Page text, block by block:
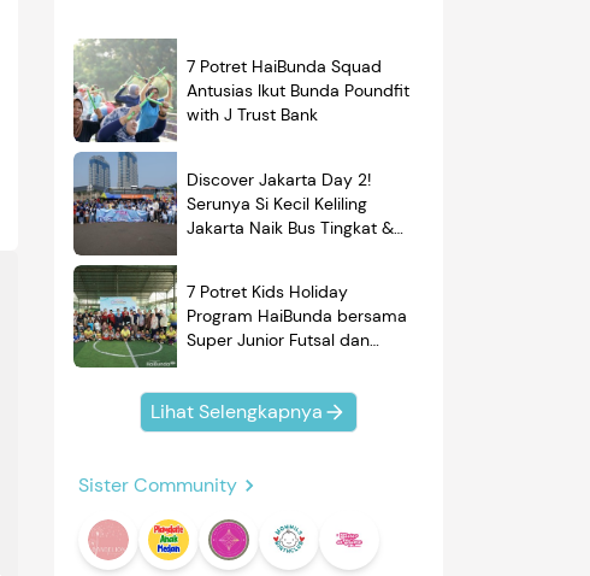
Rekomendasi
Produk
4/11
Super Aquamagic ES-T85NT-
PK/LC 8 kg
Mesin Cuci Dua Tabung Sharp
Rice Cooker Yong Ma
7 Potret HaiBunda Squad
Antusias Ikut Bunda Poundfit
with J Trust Bank
Discover Jakarta Day 2!
Serunya Si Kecil Keliling
Jakarta Naik Bus Tingkat &
7 Potret Kids Holiday
Program HaiBunda bersama
Super Junior Futsal dan
Kompak Banget!
Lihat Selengkapnya
Sister Community